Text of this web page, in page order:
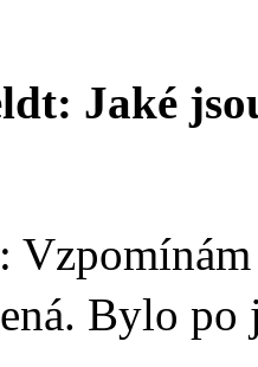
Jaké
Bylo